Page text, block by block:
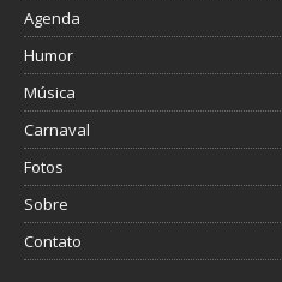
Agenda
Humor
Música
Carnaval
Fotos
Sobre
Contato